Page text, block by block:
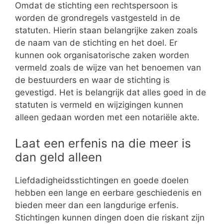
Omdat de stichting een rechtspersoon is
worden de grondregels vastgesteld in de
statuten. Hierin staan belangrijke zaken zoals
de naam van de stichting en het doel. Er
kunnen ook organisatorische zaken worden
vermeld zoals de wijze van het benoemen van
de bestuurders en waar de stichting is
gevestigd. Het is belangrijk dat alles goed in de
statuten is vermeld en wijzigingen kunnen
alleen gedaan worden met een notariële akte.
Laat een erfenis na die meer is
dan geld alleen
Liefdadigheidsstichtingen en goede doelen
hebben een lange en eerbare geschiedenis en
bieden meer dan een langdurige erfenis.
Stichtingen kunnen dingen doen die riskant zijn